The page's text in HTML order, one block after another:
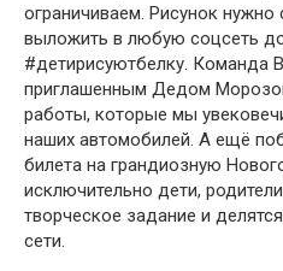
ограничиваем. Рисунок нужно
выложить в любую соцсеть
#детирисуютбелку. Команда
приглашенным Дедом
работы, которые мы
наших автомобилей. А ещё
билета на грандиозную
исключительно дети,
творческое задание и
сети.